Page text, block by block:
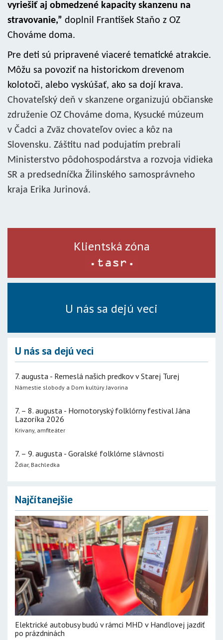
vyriešiť aj obmedzené kapacity skanzenu na
stravovanie,” doplnil František Staňo z OZ
Chováme doma.
Pre deti sú pripravené viaceré tematické atrakcie.
Môžu sa povoziť na historickom drevenom
kolotoči, alebo vyskúšať, ako sa dojí krava.
Chovateľský deň v skanzene organizujú občianske
združenie OZ Chováme doma, Kysucké múzeum
v Čadci a Zväz chovateľov oviec a kôz na
Slovensku. Záštitu nad podujatím prebrali
Ministerstvo pôdohospodárstva a rozvoja vidieka
SR a predsedníčka Žilinského samosprávneho
kraja Erika Jurinová.
Klientská zóna
U nás sa dejú veci
U nás sa dejú veci
7. augusta - Remeslá našich predkov v Starej Turej
Námestie slobody a Dom kultúry Javorina
7. – 8. augusta - Hornotoryský folklórny festival Jána
Lazoríka 2026
Krivany, amfiteáter
7. – 9. augusta - Goralské folklórne slávnosti
Ždiar, Bachledka
Najčítanejšie
Elektrické autobusy budú v rámci MHD v Handlovej jazdiť
po prázdninách